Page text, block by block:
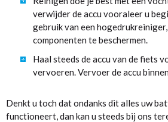
verwijder de accu vooraleer u
gebruik van een
componenten te beschermen.
Haal steeds de accu van de fiets
vervoeren. Vervoer de accu
Denkt u toch dat ondanks dit alles uw
functioneert, dan kan u steeds bij ons